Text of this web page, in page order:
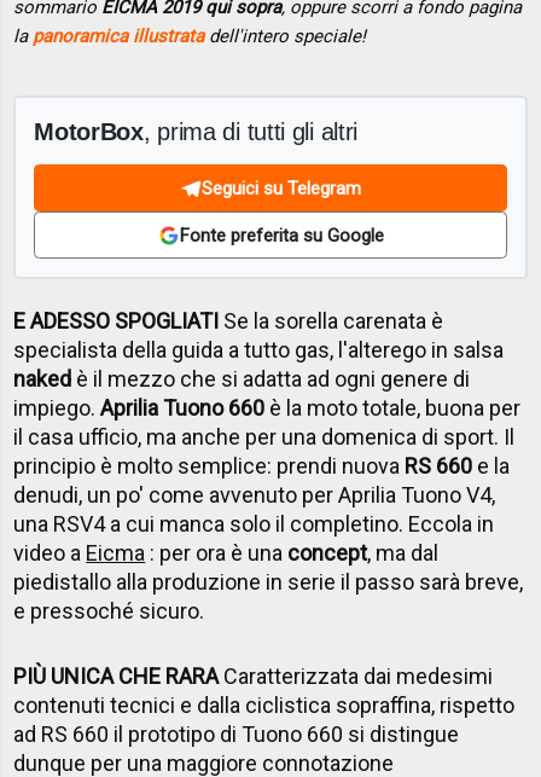
sommario EICMA 2019 qui sopra, oppure scorri a fondo pagina
la panoramica illustratadell'intero speciale!
MotorBox, prima di tutti gli altri
Seguici su Telegram
Fonte preferita su Google
E ADESSO SPOGLIATI Se la sorella carenata è
specialista della guida a tutto gas, l'alterego in salsa
naked è il mezzo che si adatta ad ogni genere di
impiego.Aprilia Tuono 660 è la moto totale, buona per
il casa ufficio, ma anche per una domenica di sport. Il
principio è molto semplice: prendi nuova RS 660 e la
denudi, un po' come avvenuto per Aprilia Tuono V4,
una RSV4 a cui manca solo il completino. Eccola in
video a Eicma : per ora è una concept, ma dal
piedistallo alla produzione in serie il passo sarà breve,
e pressoché sicuro.
PIÙ UNICA CHE RARACaratterizzata dai medesimi
contenuti tecnici e dalla ciclistica sopraffina, rispetto
ad RS 660 il prototipo di Tuono 660 si distingue
dunque per una maggiore connotazione